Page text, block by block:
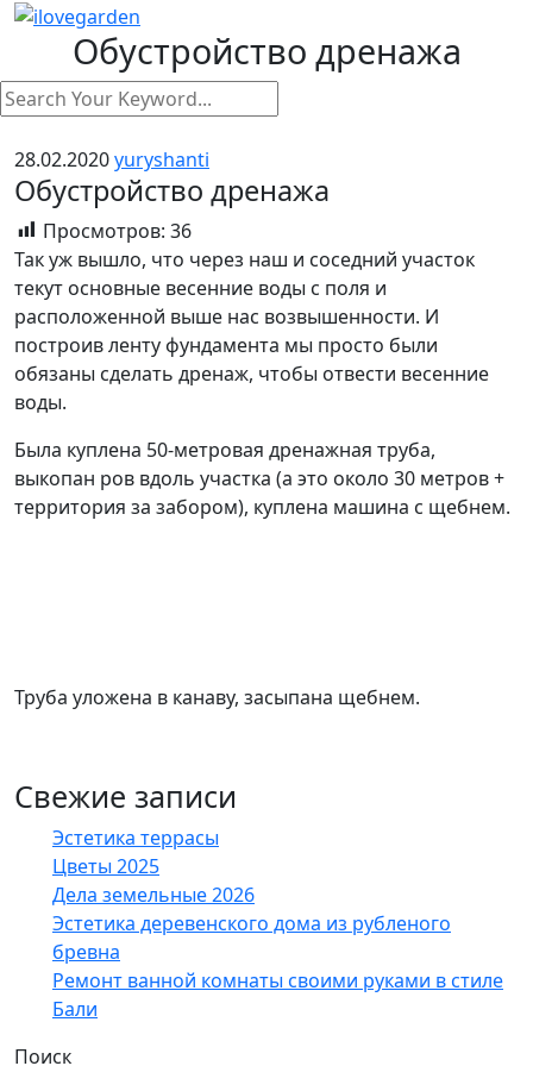
Обустройство дренажа
28.02.2020yuryshanti
Обустройство дренажа
Просмотров: 36
Так уж вышло, что через наш и соседний участок
текут основные весенние воды с поля и
расположенной выше нас возвышенности. И
построив ленту фундамента мы просто были
обязаны сделать дренаж, чтобы отвести весенние
воды.
Была куплена 50-метровая дренажная труба,
выкопан ров вдоль участка (а это около 30 метров +
территория за забором), куплена машина с щебнем.
Труба уложена в канаву, засыпана щебнем.
Свежие записи
Эстетика террасы
Цветы 2025
Дела земельные 2026
Эстетика деревенского дома из рубленого
бревна
Ремонт ванной комнаты своими руками в стиле
Бали
Поиск